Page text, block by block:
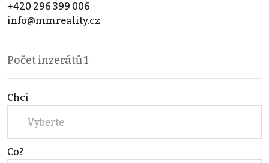
+420 296 399 006
info@mmreality.cz
Počet inzerátů1
Chci
Vyberte
Co?